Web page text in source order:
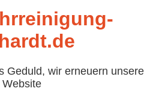
Geduld, wir erneuern unsere
Website